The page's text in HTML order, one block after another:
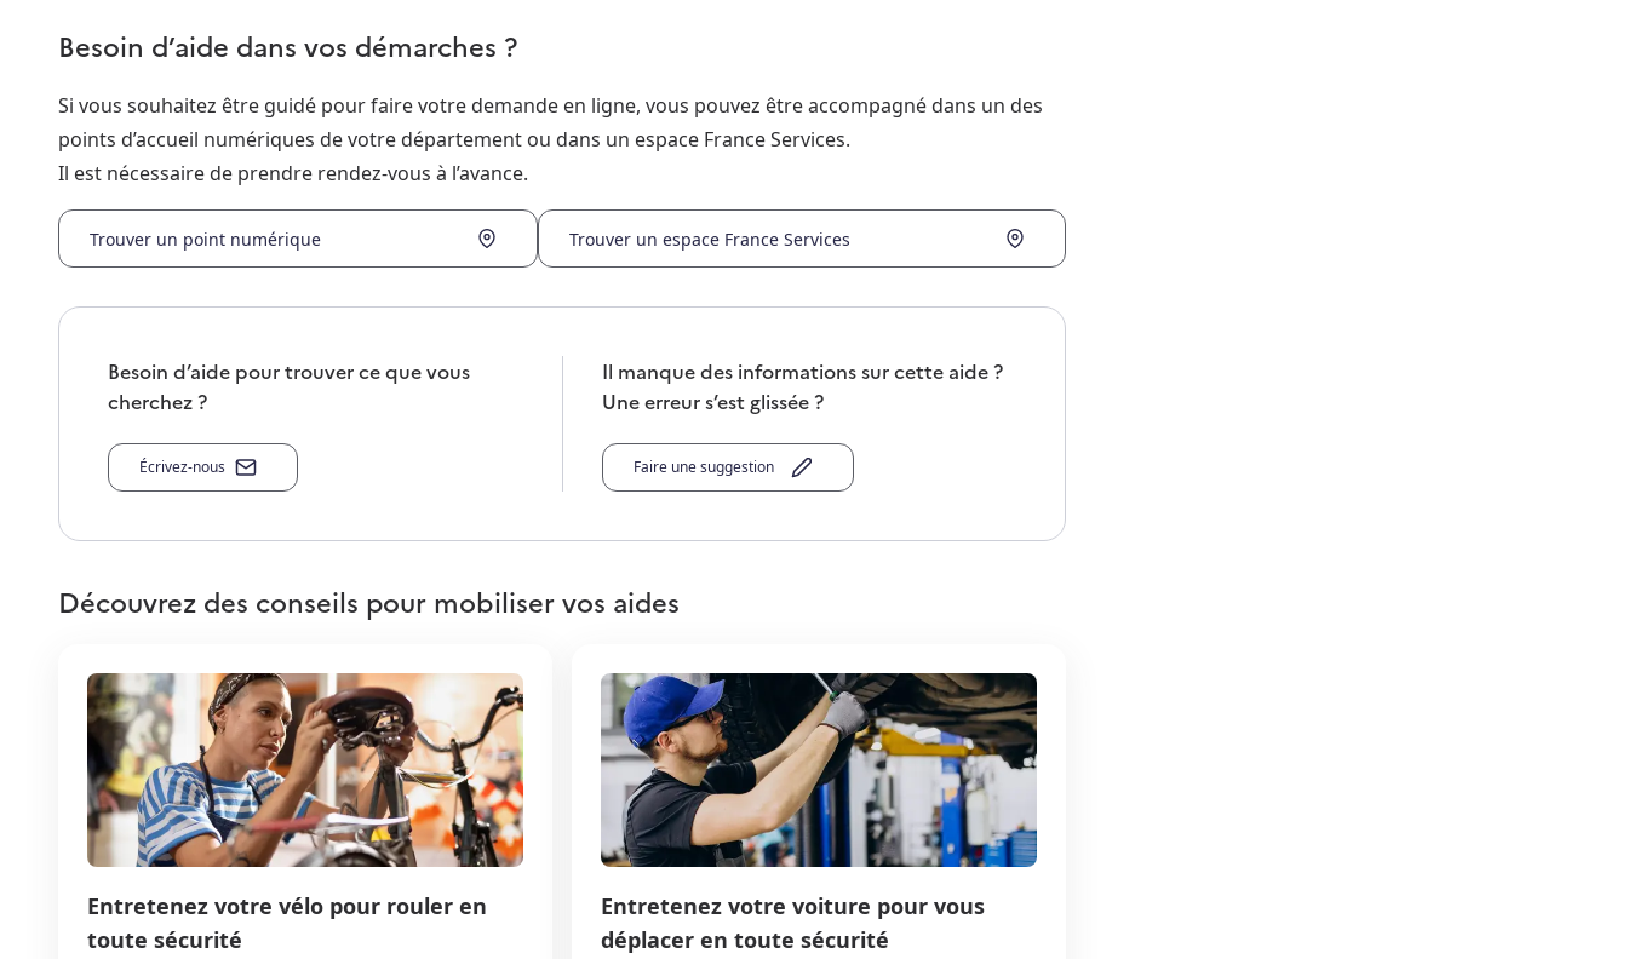
Besoin d’aide dans vos démarches ?
Si vous souhaitez être guidé pour faire votre demande en ligne, vous pouvez être accompagné dans un des
points d’accueil numériques de votre département ou dans un espace France Services.
Il est nécessaire de prendre rendez-vous à l’avance.
Trouver un point numérique Trouver un espace France Services
Besoin d’aide pour trouver ce que vous
cherchez ?
Écrivez-nous
Il manque des informations sur cette aide ?
Une erreur s’est glissée ?
Faire une suggestion
Découvrez des conseils pour mobiliser vos aides
Entretenez votre vélo pour rouler en
toute sécurité
Entretenez votre voiture pour vous
déplacer en toute sécurité